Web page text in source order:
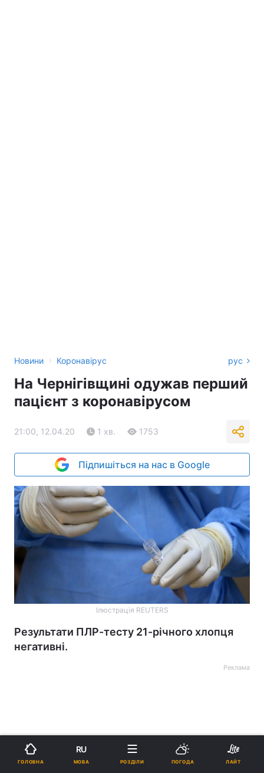
Новини › Коронавірус рус
На Чернігівщині одужав перший
пацієнт з коронавірусом
21:00, 12.04.20 1 хв. 1753
Підпишіться на нас в Google
Ілюстрація REUTERS
Результати ПЛР-тесту 21-річного хлопця
негативні.
Реклама
ad
ГОЛОВНА
RU
МОВА РОЗДІЛИ ПОГОДА ЛАЙТ